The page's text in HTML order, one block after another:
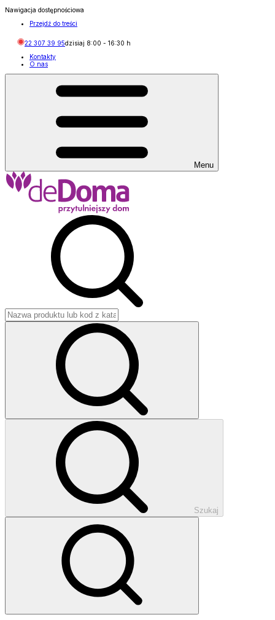
Nawigacja dostępnościowa
Przejdź do treści
22 307 39 95dzisiaj 8:00 - 16:30 h
Kontakty
O nas
Menu
Szukaj